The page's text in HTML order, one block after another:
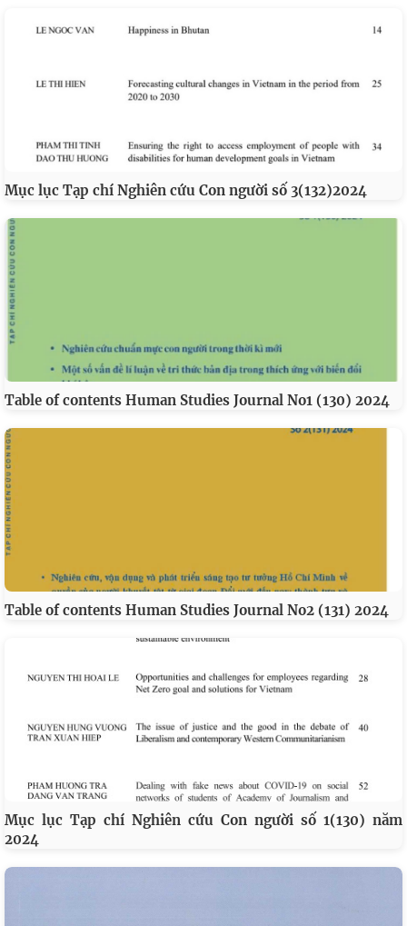
Mục lục Tạp chí Nghiên cứu Con người số 3(132)2024
Table of contents Human Studies Journal No1 (130) 2024
Table of contents Human Studies Journal No2 (131) 2024
Mục lục Tạp chí Nghiên cứu Con người số 1(130) năm
2024